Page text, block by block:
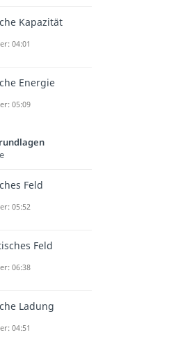
Kapazität
04:01
Energie
05:09
Feld
05:52
Feld
06:38
Ladung
04:51